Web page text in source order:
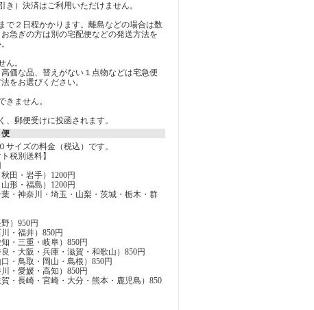
き）決済はご利用いただけません。
で２日程かかります。離島などの場合は数
急ぎの方は別の宅配便などの発送方法を
ん。
価な品、替えがない１点物などは宅急便
をお選びください。
きません。
、郵便受けに投函されます。
便
サイズの料金（税込）です。
税別送料】
田・岩手）1200円
形・福島）1200円
・神奈川・埼玉・山梨・茨城・栃木・群
）950円
・福井）850円
・三重・岐阜）850円
・大阪・兵庫・滋賀・和歌山）850円
・鳥取・岡山・島根）850円
・愛媛・高知）850円
・長崎・宮崎・大分・熊本・鹿児島）850